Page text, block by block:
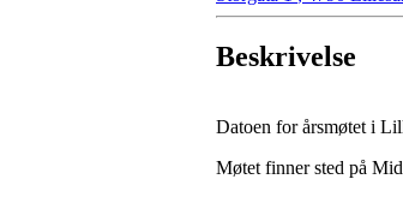
Beskrivelse
Datoen for årsmøtet i
Møtet finner sted på